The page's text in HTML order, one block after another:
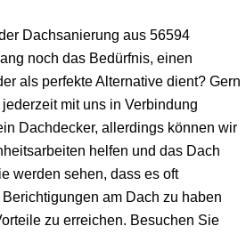
Dachsanierung aus 56594
noch das Bedürfnis, einen
als perfekte Alternative dient? Gern
mit uns in Verbindung
Dachdecker, allerdings können wir
helfen und das Dach
werden sehen, dass es oft
am Dach zu haben
zu erreichen. Besuchen Sie